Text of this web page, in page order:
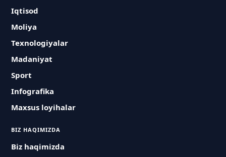
Iqtisod
Moliya
Texnologiyalar
Madaniyat
Sport
Infografika
Maxsus loyihalar
BIZ HAQIMIZDA
Biz haqimizda